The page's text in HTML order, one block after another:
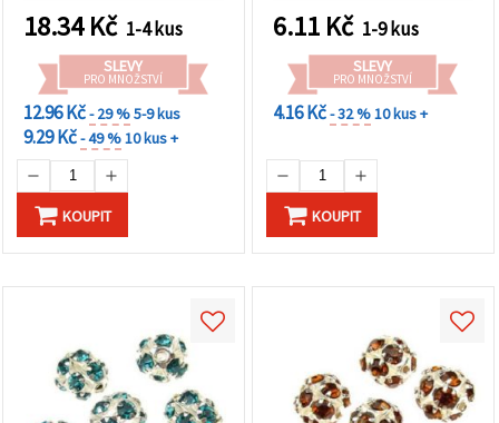
18.34Kč 1-4 kus
SLEVY
PRO MNOŽSTVÍ
12.96 Kč- 29 %5-9 kus
9.29 Kč- 49 %10 kus +
KOUPIT
tvoření
6.11 Kč 1-9 kus
SLEVY
PRO MNOŽSTVÍ
4.16 Kč- 32 %10 kus +
KOUPIT